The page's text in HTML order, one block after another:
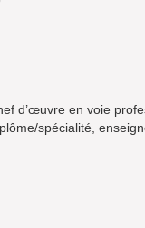
d’œuvre en voie
spécialité,